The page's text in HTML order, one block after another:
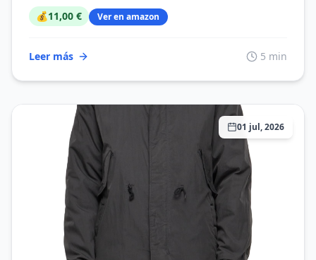
💰11,00 € Ver en amazon
Leer más 5 min
01 jul, 2026